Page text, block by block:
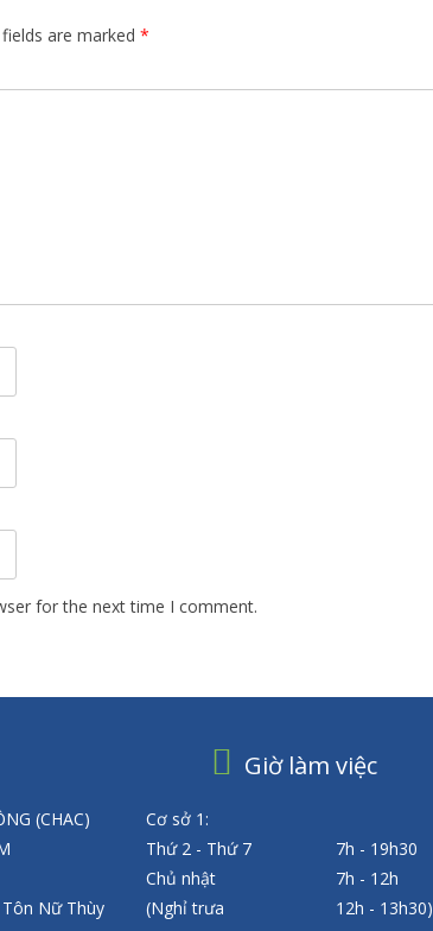
fields are marked*
for the next time I comment.
(CHAC)
Nữ Thùy
Giờ làm việc
Cơ sở 1:
Thứ 2 - Thứ 7
7h - 19h30
Chủ nhật
7h - 12h
(Nghỉ trưa
12h - 13h30)